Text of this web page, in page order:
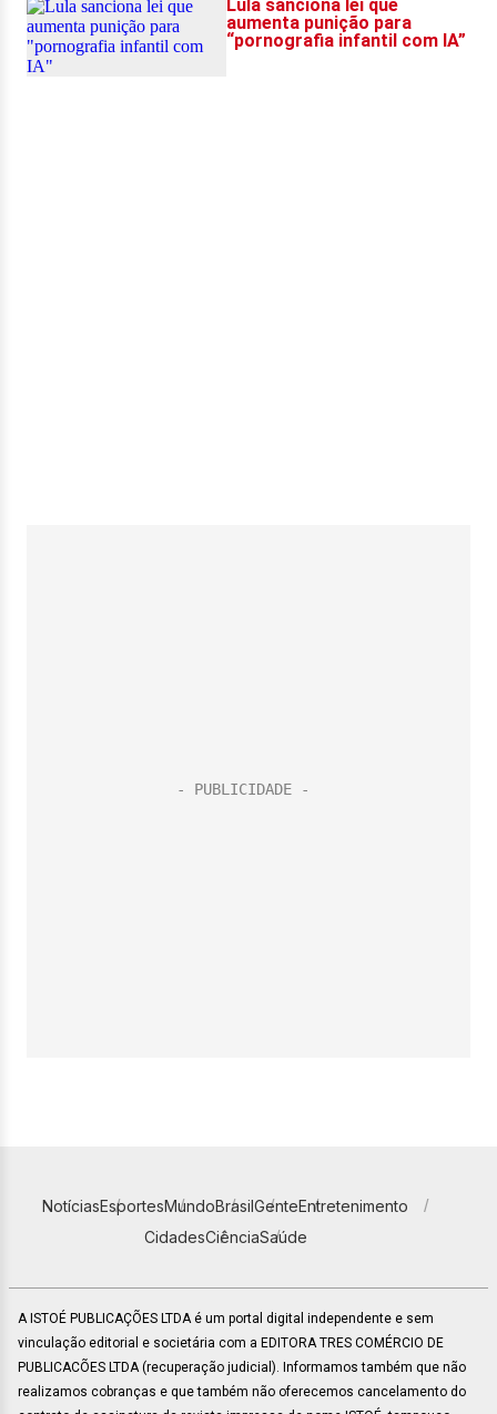
NotíciasEsportesMundoBrasilGenteEntretenimento
CidadesCiênciaSaúde
A ISTOÉ PUBLICAÇÕES LTDA é um portal digital independente e sem
vinculação editorial e societária com a EDITORA TRES COMÉRCIO DE
PUBLICACÕES LTDA (recuperação judicial). Informamos também que não
realizamos cobranças e que também não oferecemos cancelamento do